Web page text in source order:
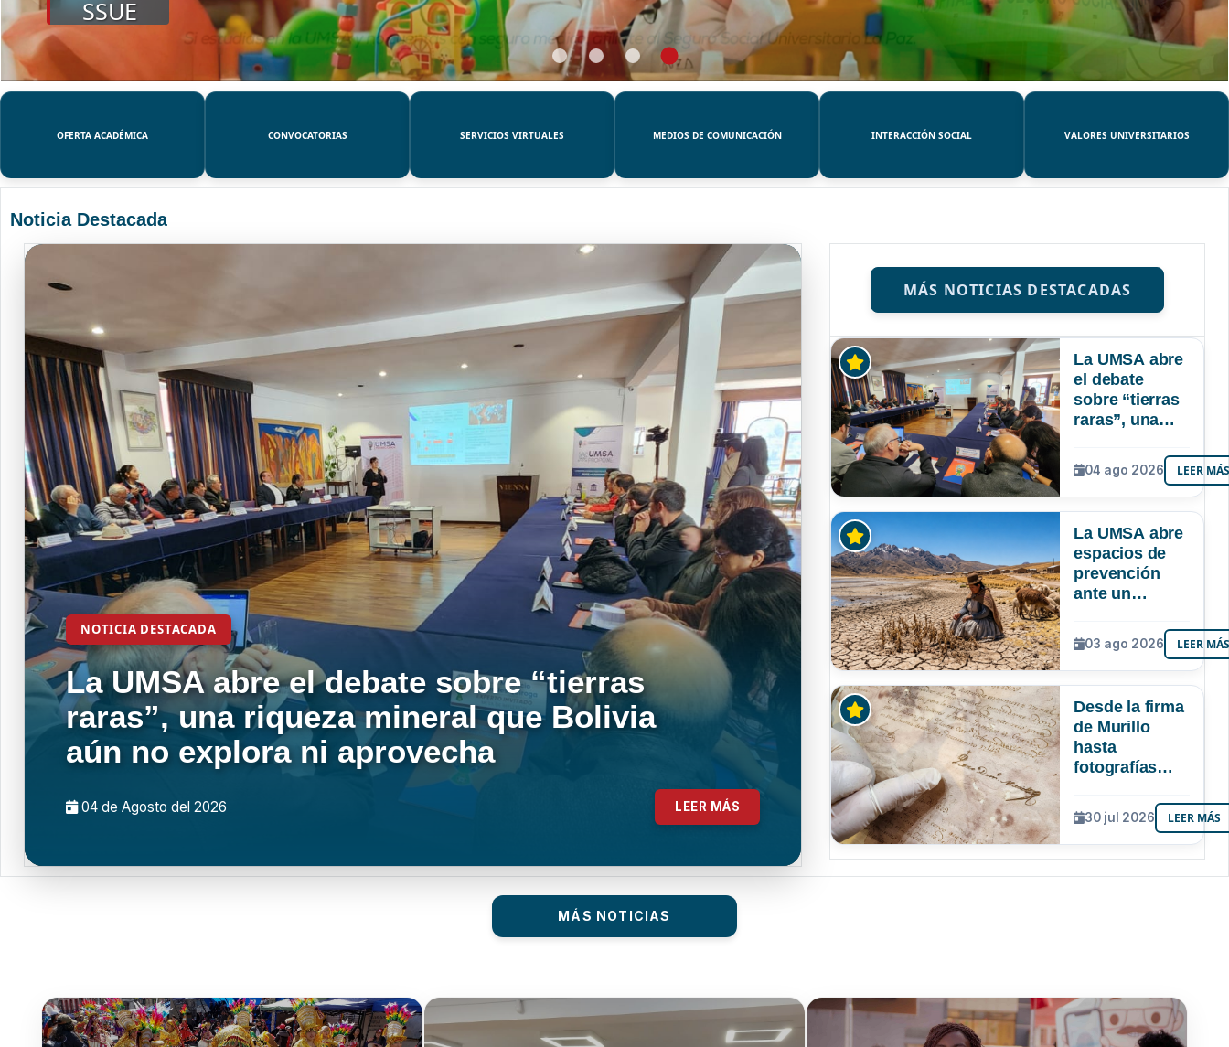
SSUE
OFERTA ACADÉMICA CONVOCATORIAS SERVICIOS VIRTUALES MEDIOS DE COMUNICACIÓN INTERACCIÓN SOCIAL VALORES UNIVERSITARIOS
Noticia Destacada
NOTICIA DESTACADA
La UMSA abre el debate sobre “tierras
raras”, una riqueza mineral que Bolivia
aún no explora ni aprovecha
04 de Agosto del 2026 LEER MÁS
MÁS NOTICIAS DESTACADAS
La UMSA abre
el debate
sobre “tierras
raras”, una
mineral que
Bolivia aún no
explora ni
04 ago 2026 LEER
La UMSA abre
espacios de
prevención
ante un
Niño que
podría superar
a los tres
Bolivia
03 ago 2026 LEER
Desde la firma
de Murillo
hasta
fotografías
UMSA
resguarda 6
joyas de la
30 jul 2026 LEER MÁS
MÁS NOTICIAS